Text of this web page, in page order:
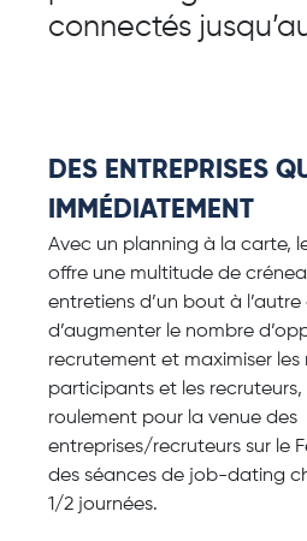
connectés
DES ENTREPRISES
IMMÉDIATEMENT
Avec un planning à la carte,
offre une multitude de
entretiens d’un bout à
d’augmenter le nombre
recrutement et maximiser les
participants et les recruteurs,
roulement pour la venue des
entreprises/recruteurs sur le
des séances de job-dating
1/2 journées.